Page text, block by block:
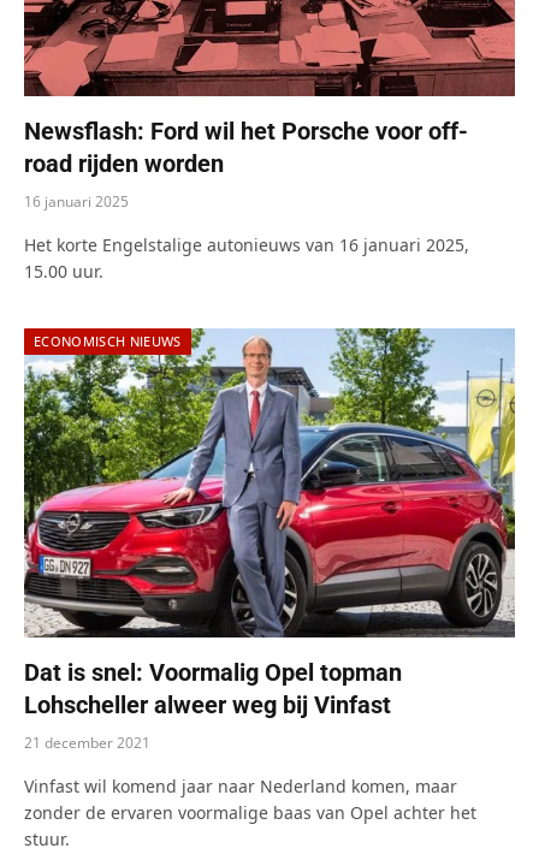
Newsflash: Ford wil het Porsche voor off-
road rijden worden
16 januari 2025
Het korte Engelstalige autonieuws van 16 januari 2025,
15.00 uur.
ECONOMISCH NIEUWS
Dat is snel: Voormalig Opel topman
Lohscheller alweer weg bij Vinfast
21 december 2021
Vinfast wil komend jaar naar Nederland komen, maar
zonder de ervaren voormalige baas van Opel achter het
stuur.